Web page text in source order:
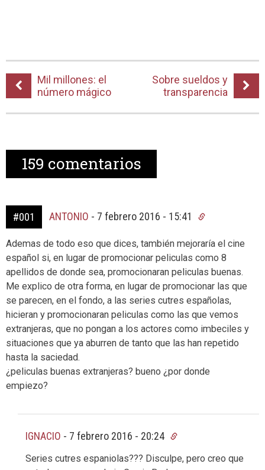
Mil millones: el
número mágico
Sobre sueldos y
transparencia
159 comentarios
#001 ANTONIO - 7 febrero 2016 - 15:41
Ademas de todo eso que dices, también mejoraría el cine
español si, en lugar de promocionar peliculas como 8
apellidos de donde sea, promocionaran peliculas buenas.
Me explico de otra forma, en lugar de promocionar las que
se parecen, en el fondo, a las series cutres españolas,
hicieran y promocionaran peliculas como las que vemos
extranjeras, que no pongan a los actores como imbeciles y
situaciones que ya aburren de tanto que las han repetido
hasta la saciedad.
¿peliculas buenas extranjeras? bueno ¿por donde
empiezo?
IGNACIO - 7 febrero 2016 - 20:24
Series cutres espaniolas??? Disculpe, pero creo que